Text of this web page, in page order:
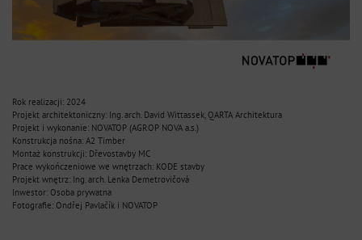
Rok realizacji: 2024
Projekt architektoniczny: Ing. arch. David Wittassek, QARTA Architektura
Projekt i wykonanie: NOVATOP (AGROP NOVA a.s.)
Konstrukcja nośna: A2 Timber
Montaż konstrukcji: Dřevostavby MC
Prace wykończeniowe we wnętrzach: KODE stavby
Projekt wnętrz: Ing. arch. Lenka Demetrovičová
Inwestor: Osoba prywatna
Fotografie: Ondřej Pavlačík i NOVATOP